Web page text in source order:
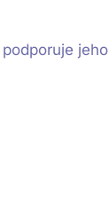
jeho